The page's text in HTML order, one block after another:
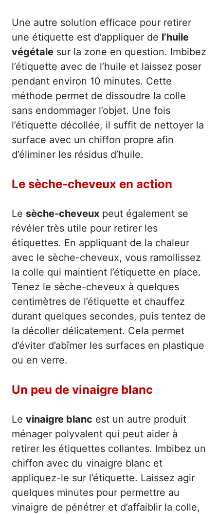
Une autre solution efficace pour retirer
une étiquette est d’appliquer de l’huile
végétale sur la zone en question. Imbibez
l’étiquette avec de l’huile et laissez poser
pendant environ 10 minutes. Cette
méthode permet de dissoudre la colle
sans endommager l’objet. Une fois
l’étiquette décollée, il suffit de nettoyer la
surface avec un chiffon propre afin
d’éliminer les résidus d’huile.
Le sèche-cheveux en action
Le sèche-cheveux peut également se
révéler très utile pour retirer les
étiquettes. En appliquant de la chaleur
avec le sèche-cheveux, vous ramollissez
la colle qui maintient l’étiquette en place.
Tenez le sèche-cheveux à quelques
centimètres de l’étiquette et chauffez
durant quelques secondes, puis tentez de
la décoller délicatement. Cela permet
d’éviter d’abîmer les surfaces en plastique
ou en verre.
Un peu de vinaigre blanc
Le vinaigre blanc est un autre produit
ménager polyvalent qui peut aider à
retirer les étiquettes collantes. Imbibez un
chiffon avec du vinaigre blanc et
appliquez-le sur l’étiquette. Laissez agir
quelques minutes pour permettre au
vinaigre de pénétrer et d’affaiblir la colle,